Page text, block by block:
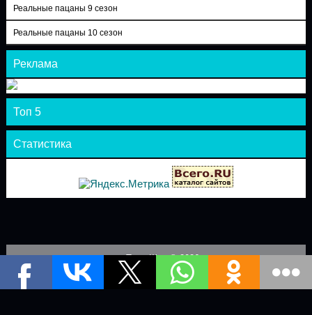
Реальные пацаны 9 сезон
Реальные пацаны 10 сезон
Реклама
Топ 5
Статистика
Теле-Шоу © 2026